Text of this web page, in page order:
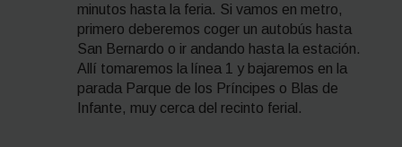
minutos hasta la feria. Si vamos en metro,
primero deberemos coger un autobús hasta
San Bernardo o ir andando hasta la estación.
Allí tomaremos la línea 1 y bajaremos en la
parada Parque de los Príncipes o Blas de
Infante, muy cerca del recinto ferial.